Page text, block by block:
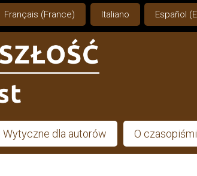
Français (France) Italiano Español
Wytyczne dla autorów O